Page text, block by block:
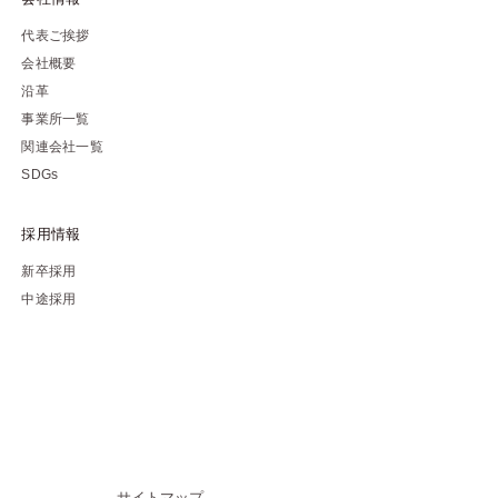
代表ご挨拶
会社概要
沿革
事業所一覧
関連会社一覧
SDGs
採用情報
新卒採用
中途採用